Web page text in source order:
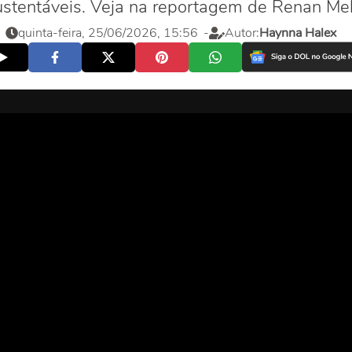
Veja na reportagem de Renan
quinta-feira, 25/06/2026, 15:56 - Autor:Haynna Halex